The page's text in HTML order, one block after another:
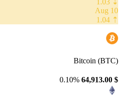
⇣ 1.03
10 Aug
⇡ 1.04
Bitcoin (BTC)
$
64,913.00
0.10%